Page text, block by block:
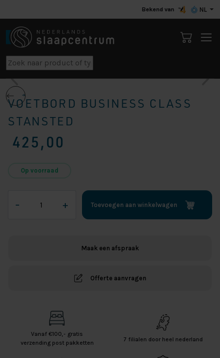
Bekend van NL
VOETBORD BUSINESS CLASS
STANSTED
425,00
Op voorraad
–
Business
+ Toevoegen aan winkelwagen
Maak een afspraak
Offerte aanvragen
Vanaf €100,- gratis
verzending post pakketten
7 filialen door heel nederland